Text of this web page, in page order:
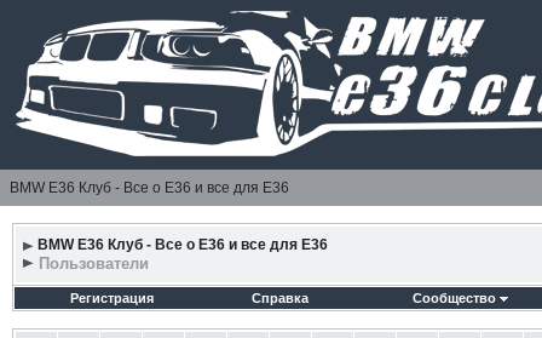
BMW E36 Клуб - Все о Е36 и все для Е36
BMW E36 Клуб - Все о Е36 и все для Е36
Пользователи
Регистрация Справка Сообщество